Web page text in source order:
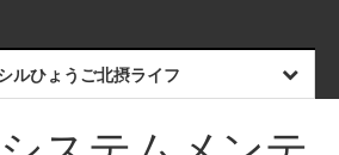
ルひょうご北摂ライフ